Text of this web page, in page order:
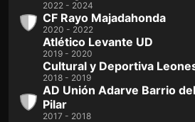
2022 - 2024
CF Rayo Majadahonda
2020 - 2022
Atlético Levante UD
2019 - 2020
Cultural y Deportiva
2018 - 2019
AD Unión Adarve Barrio del
Pilar
2017 - 2018